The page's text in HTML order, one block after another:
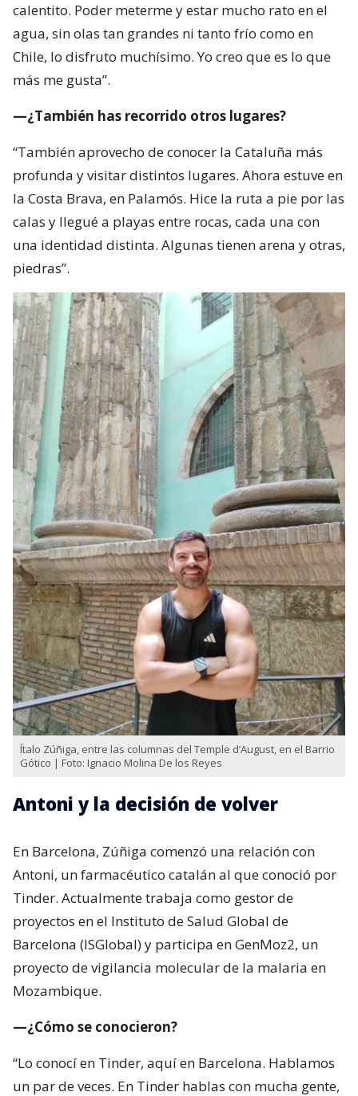
calentito. Poder meterme y estar mucho rato en el
agua, sin olas tan grandes ni tanto frío como en
Chile, lo disfruto muchísimo. Yo creo que es lo que
más me gusta”.
—¿También has recorrido otros lugares?
“También aprovecho de conocer la Cataluña más
profunda y visitar distintos lugares. Ahora estuve en
la Costa Brava, en Palamós. Hice la ruta a pie por las
calas y llegué a playas entre rocas, cada una con
una identidad distinta. Algunas tienen arena y otras,
piedras”.
Ítalo Zúñiga, entre las columnas del Temple d’August, en el Barrio
Gótico | Foto: Ignacio Molina De los Reyes
Antoni y la decisión de volver
En Barcelona, Zúñiga comenzó una relación con
Antoni, un farmacéutico catalán al que conoció por
Tinder. Actualmente trabaja como gestor de
proyectos en el Instituto de Salud Global de
Barcelona (ISGlobal) y participa en GenMoz2, un
proyecto de vigilancia molecular de la malaria en
Mozambique.
—¿Cómo se conocieron?
“Lo conocí en Tinder, aquí en Barcelona. Hablamos
un par de veces. En Tinder hablas con mucha gente,